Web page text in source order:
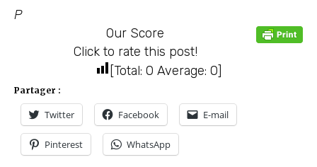
P
Our Score
Click to rate this post!
[Total: 0 Average: 0]
Partager :
Twitter Facebook E-mail
Pinterest WhatsApp